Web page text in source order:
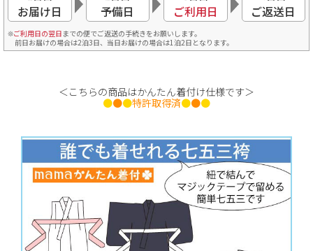
お届け日 予備日 ご利用日 ご返送日
ご利用日の翌日 までの便でご返送の手続きをお願いします。
前日お届けの場合は2泊3日、当日お届けの場合は1泊2日となります。
＜こちらの商品はかんたん着付け仕様です＞
●●●特許取得済●●●